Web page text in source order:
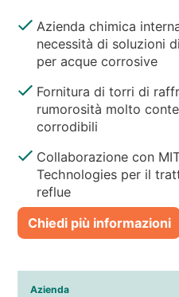
Azienda chimica
necessità di soluzioni
per acque corrosive
Fornitura di torri di
rumorosità molto
corrodibili
Collaborazione con
Technologies per il
reflue
Chiedi più informazioni
Azienda